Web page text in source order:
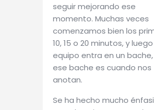
seguir mejorando ese
momento. Muchas veces
comenzamos bien los
10, 15 o 20 minutos, y
equipo entra en un bache,
ese bache es cuando nos
anotan.
Se ha hecho mucho